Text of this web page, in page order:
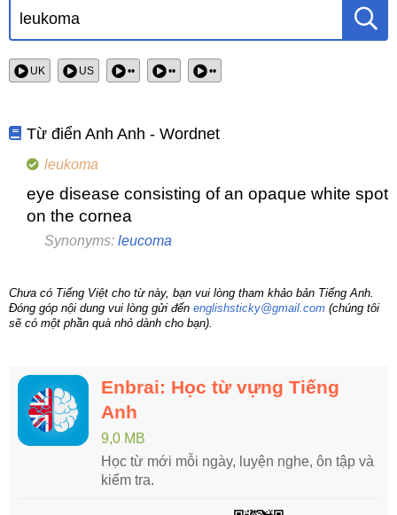
UK US •• •• ••
Từ điển Anh Anh - Wordnet
leukoma
eye disease consisting of an opaque white spot
on the cornea
Synonyms: leucoma
Chưa có Tiếng Việt cho từ này, bạn vui lòng tham khảo bản Tiếng Anh.
Đóng góp nội dung vui lòng gửi đến englishsticky@gmail.com (chúng tôi
sẽ có một phần quà nhỏ dành cho bạn).
Enbrai: Học từ vựng Tiếng
Anh
9,0 MB
Học từ mới mỗi ngày, luyện nghe, ôn tập và
kiểm tra.